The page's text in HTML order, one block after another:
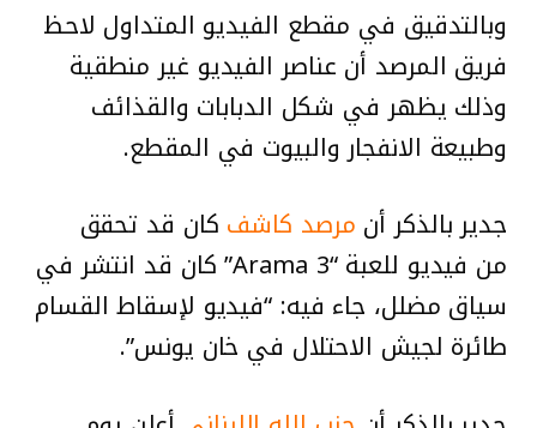
وبالتدقيق في مقطع الفيديو المتداول لاحظ
فريق المرصد أن عناصر الفيديو غير منطقية
وذلك يظهر في شكل الدبابات والقذائف
وطبيعة الانفجار والبيوت في المقطع.
جدير بالذكر أن مرصد كاشف كان قد تحقق
من فيديو للعبة “Arama 3” كان قد انتشر في
طائرة لجيش الاحتلال في ⁧‫خان يونس”.